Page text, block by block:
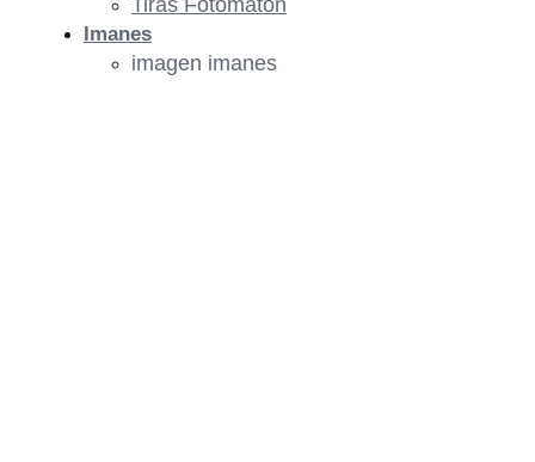
Tiras Fotomatón
Imanes
imagen imanes